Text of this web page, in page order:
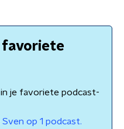
favoriete
in je favoriete podcast-
op 1 podcast.